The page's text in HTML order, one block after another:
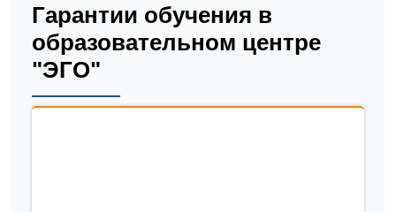
Гарантии обучения в
образовательном центре
"ЭГО"